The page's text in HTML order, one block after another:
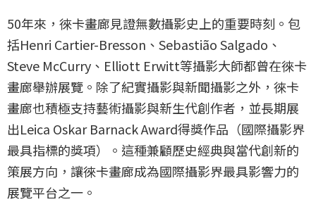
50年來，徠卡畫廊見證無數攝影史上的重要時刻。包
括Henri Cartier-Bresson、Sebastião Salgado、
Steve McCurry、Elliott Erwitt等攝影大師都曾在徠卡
畫廊舉辦展覽。除了紀實攝影與新聞攝影之外，徠卡
畫廊也積極支持藝術攝影與新生代創作者，並長期展
出Leica Oskar Barnack Award得獎作品（國際攝影界
最具指標的獎項）。這種兼顧歷史經典與當代創新的
策展方向，讓徠卡畫廊成為國際攝影界最具影響力的
展覽平台之一。